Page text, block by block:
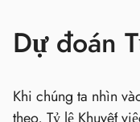
Dự đoán
Khi chúng ta nhìn